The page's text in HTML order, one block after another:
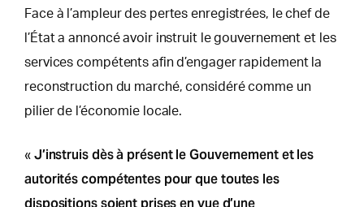
Face à l’ampleur des pertes enregistrées, le chef de
l’État a annoncé avoir instruit le gouvernement et les
services compétents afin d’engager rapidement la
reconstruction du marché, considéré comme un
pilier de l’économie locale.
« J’instruis dès à présent le Gouvernement et les
autorités compétentes pour que toutes les
dispositions soient prises en vue d’une